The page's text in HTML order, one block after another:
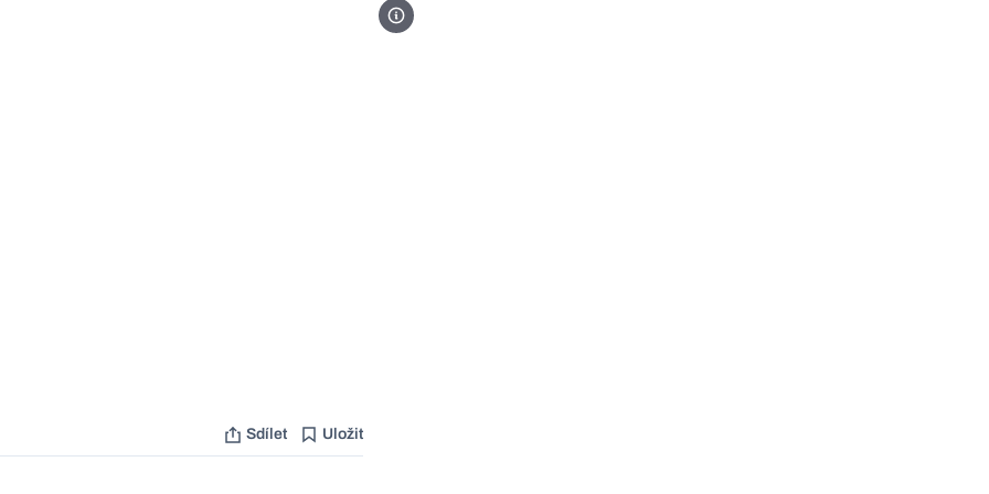
Gage Skidmore / Wikimedia Commons (CC BY-SA 2.0)
Sdílet Uložit